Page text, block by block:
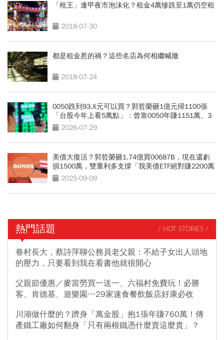
「稅王」逢甲夜市泡沫化？租金4萬慘跌至1萬仍空租
2018-07-30
都是租金惹的禍？這些名店為何相繼喊撤
2018-07-24
0050跌到93.X元可以買？郭哲榮砸1億元掃1100張
「台股今年上看5萬點」：曾靠0050年賺1151萬、3
策略曝光
2026-07-29
美債大復活？郭哲榮砸1.74億買00687B，現在還虧
損1500萬，雙重利多支撐「我美債ETF絕對賺2200萬
出場」
2025-09-09
熱門話題 / HOT STORIES /
眷村長大，蔡詩萍聊公務員老父親：不給子女出人頭地
的壓力，只要看到我在看書他就很開心
父親節優惠／麥當勞買一送一、六福村免費玩！必勝
客、肯德基、遊樂園…29家速食餐飲飯店好康必收
川湖做什麼的？躋身「萬金股」抱1張年賺760萬！傳
產鐵工廠如何翻身「只有兩根鐵憑什麼賣這麼貴」？